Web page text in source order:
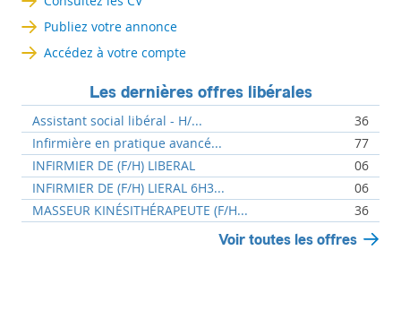
Publiez votre annonce
Accédez à votre compte
Les dernières offres libérales
Assistant social libéral - H/...
36
Infirmière en pratique avancé...
77
INFIRMIER DE (F/H) LIBERAL
06
INFIRMIER DE (F/H) LIERAL 6H3...
06
MASSEUR KINÉSITHÉRAPEUTE (F/H...
36
Voir toutes les offres